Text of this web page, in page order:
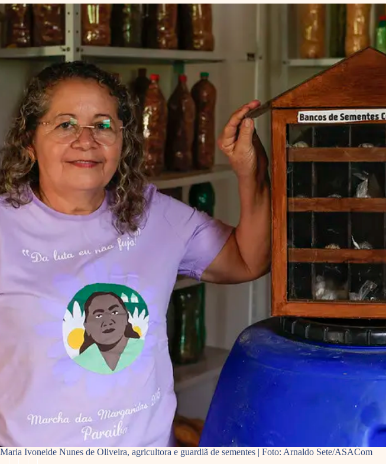
Maria Ivoneide Nunes de Oliveira, agricultora e guardiã de sementes | Foto: Arnaldo Sete/ASACom